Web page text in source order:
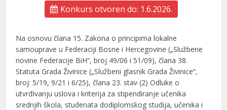
Konkurs otvoren do: 1.6.2026.
Na osnovu člana 15. Zakona o principima lokalne
samouprave u Federaciji Bosne i Hercegovine („Službene
novine Federacije BiH“, broj 49/06 i 51/09), člana 38.
Statuta Grada Živinice („Službeni glasnik Grada Živinice“,
broj: 5/19, 9/21 i 6/25), člana 23. stav (2) Odluke o
utvrđivanju uslova i kriterija za stipendiranje učenika
srednjih škola, studenata dodiplomskog studija, učenika i